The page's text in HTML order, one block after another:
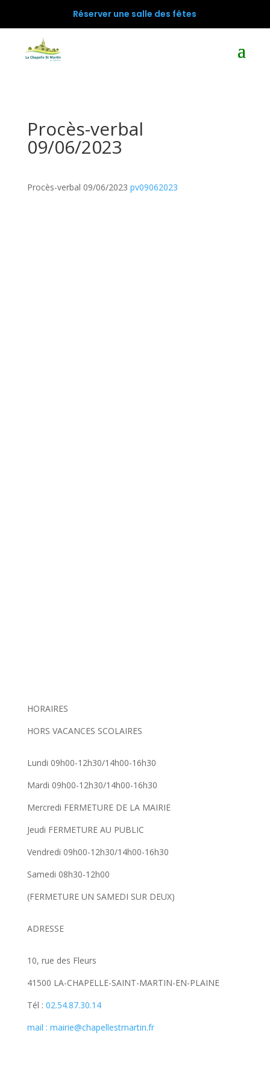
Réserver une salle des fêtes
Procès-verbal
09/06/2023
Procès-verbal 09/06/2023 pv09062023
HORAIRES
HORS VACANCES SCOLAIRES
Lundi 09h00-12h30/14h00-16h30
Mardi 09h00-12h30/14h00-16h30
Mercredi FERMETURE DE LA MAIRIE
Jeudi FERMETURE AU PUBLIC
Vendredi 09h00-12h30/14h00-16h30
Samedi 08h30-12h00
(FERMETURE UN SAMEDI SUR DEUX)
ADRESSE
10, rue des Fleurs
41500 LA-CHAPELLE-SAINT-MARTIN-EN-PLAINE
Tél : 02.54.87.30.14
mail : mairie@chapellestmartin.fr